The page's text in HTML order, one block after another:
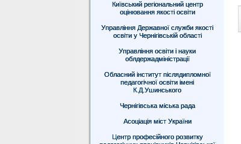
Київський регіональний центр
оцінювання якості освіти
Управління Державної служби якості
освіти у Чернігівській області
Управління освіти і науки
облдержадміністрації
Обласний інститут післядипломної
педагогічної освіти імені
К.Д.Ушинського
Чернігівська міська рада
Асоціація міст України
Центр професійного розвитку